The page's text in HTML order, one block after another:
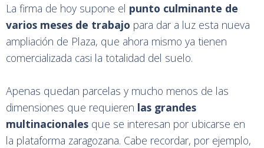
La firma de hoy supone el punto culminante de
varios meses de trabajo para dar a luz esta nueva
ampliación de Plaza, que ahora mismo ya tienen
comercializada casi la totalidad del suelo.
Apenas quedan parcelas y mucho menos de las
dimensiones que requieren las grandes
multinacionales que se interesan por ubicarse en
la plataforma zaragozana. Cabe recordar, por ejemplo,